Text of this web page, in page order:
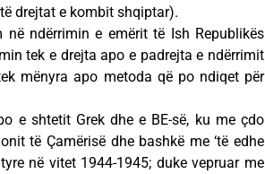
drejtat e kombit shqiptar).
ndërrimin e emërit të Ish Republikës
tek e drejta apo e padrejta e ndërrimit
mënyra apo metoda që po ndiqet për
e shtetit Grek dhe e BE-së, ku me çdo
të Çamërisë dhe bashkë me ‘të edhe
në vitet 1944-1945; duke vepruar me